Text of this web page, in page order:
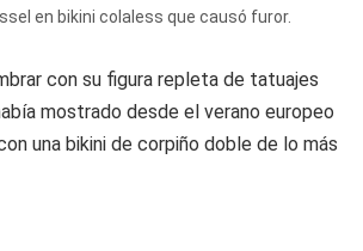
en bikini colaless que causó furor.
con su figura repleta de tatuajes
mostrado desde el verano europeo
una bikini de corpiño doble de lo más